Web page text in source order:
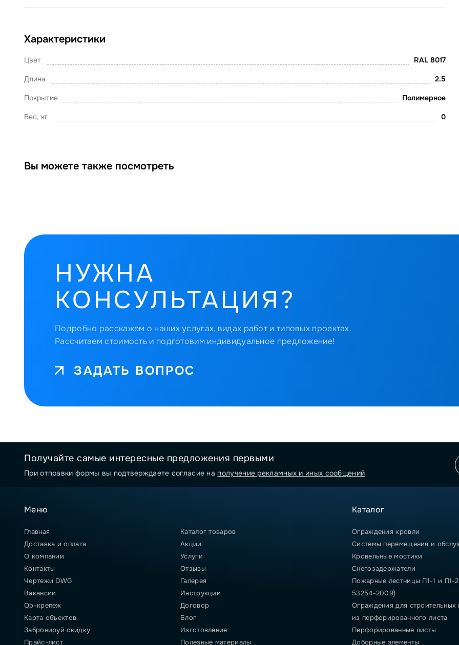
Характеристики
Цвет RAL 8017
Длина 2.5
Покрытие Полимерное
Вес, кг 0
Вы можете также посмотреть
НУЖНА
КОНСУЛЬТАЦИЯ?
Подробно расскажем о наших услугах, видах работ и типовых проектах.
Рассчитаем стоимость и подготовим индивидуальное предложение!
ЗАДАТЬ ВОПРОС
Получайте самые интересные предложения первыми
При отправки формы вы подтверждаете согласие на получение рекламных и иных сообщений
Меню
Главная
Каталог товаров
Доставка и оплата
Акции
О компании
Услуги
Контакты
Отзывы
Чертежи DWG
Галерея
Вакансии
Инструкции
Qb-крепеж
Договор
Карта объектов
Блог
Забронируй скидку
Изготовление
Прайс-лист
Полезные материалы
Каталог
Ограждения кровли
Системы перемещения и
Кровельные мостики
Снегозадержатели
Пожарные лестницы П1-1 и П1-
53254-2009)
Ограждения для
из перфорированного листа
Перфорированные листы
Доборные элементы